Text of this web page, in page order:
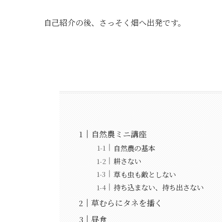
自己紹介の後、さっそく畑へ出発です。
自然農ミニ講座
自然農の基本
耕さない
草も虫も敵としない
持ち込まない、持ち出さない
草むらにタネを播く
昼食